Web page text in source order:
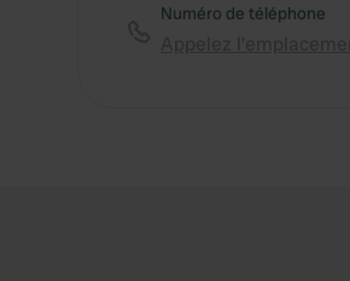
Numéro de téléphone